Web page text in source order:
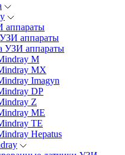
аппараты
аппараты
УЗИ аппараты
M
MX
Imagyn
DP
Z
ME
TE
Hepatus